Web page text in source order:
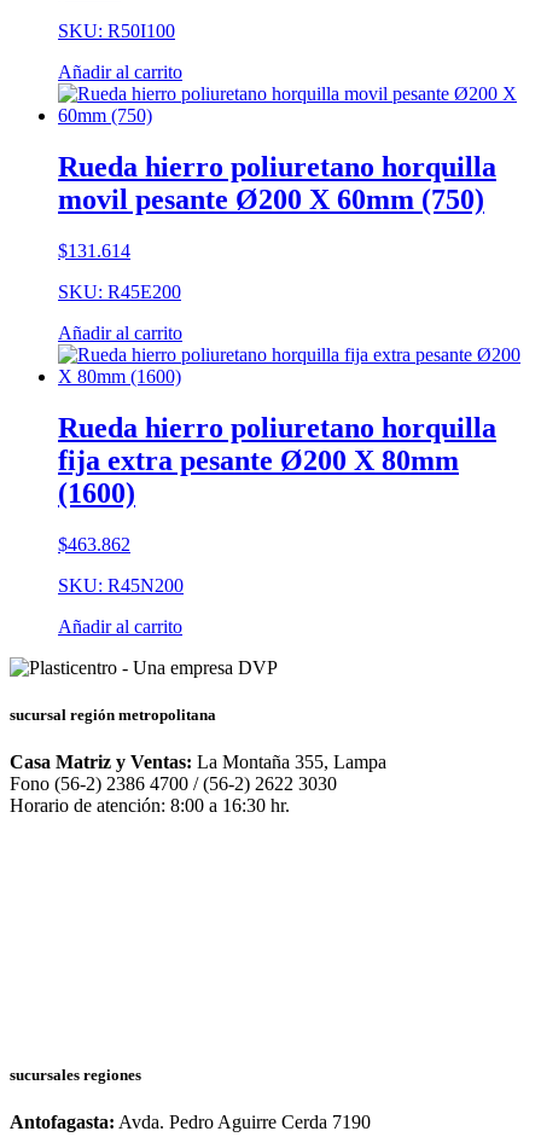
SKU: R50I100
Añadir al carrito
Rueda hierro poliuretano horquilla
movil pesante Ø200 X 60mm (750)
$131.614
SKU: R45E200
Añadir al carrito
Rueda hierro poliuretano horquilla
fija extra pesante Ø200 X 80mm
(1600)
$463.862
SKU: R45N200
Añadir al carrito
sucursal región metropolitana
Casa Matriz y Ventas: La Montaña 355, Lampa
Fono (56-2) 2386 4700 / (56-2) 2622 3030
Horario de atención: 8:00 a 16:30 hr.
sucursales regiones
Antofagasta: Avda. Pedro Aguirre Cerda 7190